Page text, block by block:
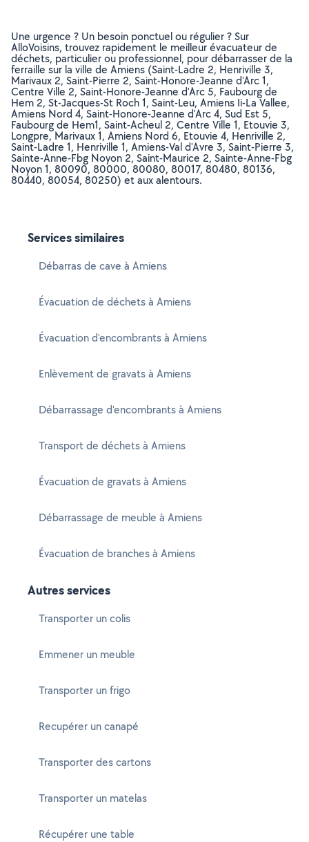
Une urgence ? Un besoin ponctuel ou régulier ? Sur
AlloVoisins, trouvez rapidement le meilleur évacuateur de
déchets, particulier ou professionnel, pour débarrasser de la
ferraille sur la ville de Amiens (Saint-Ladre 2, Henriville 3,
Marivaux 2, Saint-Pierre 2, Saint-Honore-Jeanne d'Arc 1,
Centre Ville 2, Saint-Honore-Jeanne d'Arc 5, Faubourg de
Hem 2, St-Jacques-St Roch 1, Saint-Leu, Amiens Ii-La Vallee,
Amiens Nord 4, Saint-Honore-Jeanne d'Arc 4, Sud Est 5,
Faubourg de Hem1, Saint-Acheul 2, Centre Ville 1, Etouvie 3,
Longpre, Marivaux 1, Amiens Nord 6, Etouvie 4, Henriville 2,
Saint-Ladre 1, Henriville 1, Amiens-Val d'Avre 3, Saint-Pierre 3,
Sainte-Anne-Fbg Noyon 2, Saint-Maurice 2, Sainte-Anne-Fbg
Noyon 1, 80090, 80000, 80080, 80017, 80480, 80136,
80440, 80054, 80250) et aux alentours.
Services similaires
Débarras de cave à Amiens
Évacuation de déchets à Amiens
Évacuation d'encombrants à Amiens
Enlèvement de gravats à Amiens
Débarrassage d'encombrants à Amiens
Transport de déchets à Amiens
Évacuation de gravats à Amiens
Débarrassage de meuble à Amiens
Évacuation de branches à Amiens
Autres services
Transporter un colis
Emmener un meuble
Transporter un frigo
Recupérer un canapé
Transporter des cartons
Transporter un matelas
Récupérer une table